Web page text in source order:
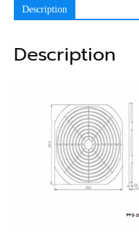
Description
Description